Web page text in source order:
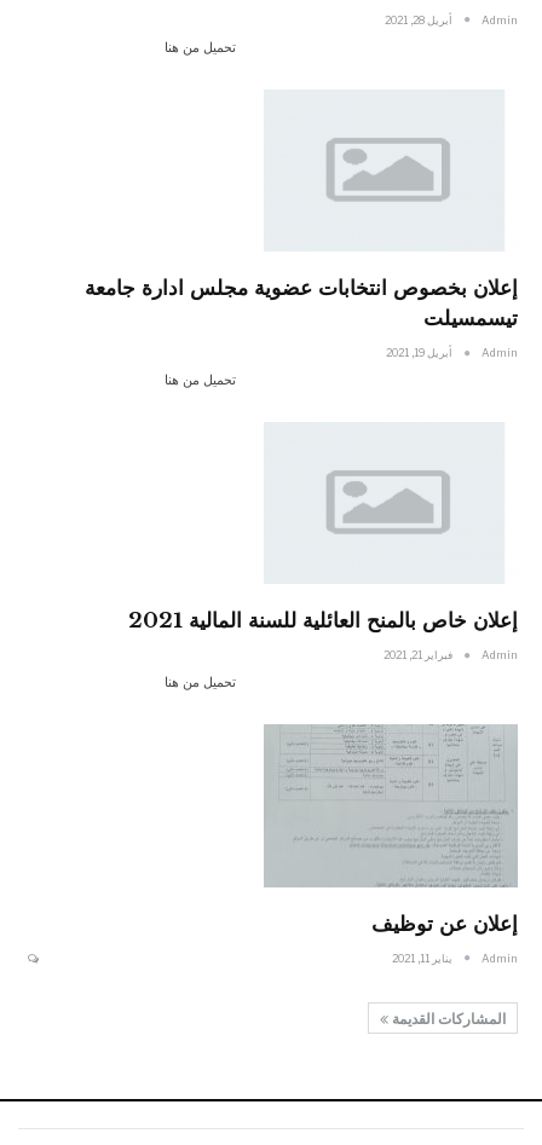
Admin أبريل 28, 2021
تحميل من هنا
إعلان بخصوص انتخابات عضوية مجلس ادارة جامعة
تيسمسيلت
Admin أبريل 19, 2021
تحميل من هنا
إعلان خاص بالمنح العائلية للسنة المالية 2021
Admin فبراير 21, 2021
تحميل من هنا
إعلان عن توظيف
Admin يناير 11, 2021
المشاركات القديمة